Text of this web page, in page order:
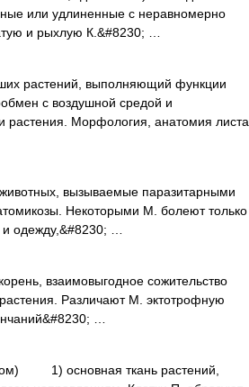
или удлиненные с неравномерно
и рыхлую К.&#8230; …
растений, выполняющий функции
с воздушной средой и
растения. Морфология, анатомия листа
вызываемые паразитарными
Некоторыми М. болеют только
одежду,&#8230; …
взаимовыгодное сожительство
Различают М. эктотрофную
…
1) основная ткань растений,